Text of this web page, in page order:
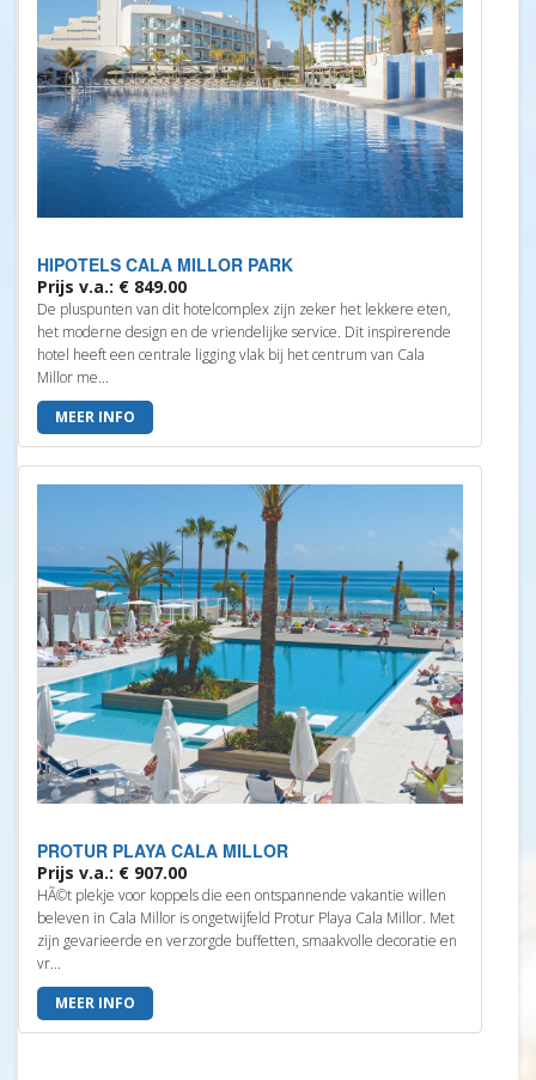
HIPOTELS CALA MILLOR PARK
Prijs v.a.: € 849.00
De pluspunten van dit hotelcomplex zijn zeker het lekkere eten,
het moderne design en de vriendelijke service. Dit inspirerende
hotel heeft een centrale ligging vlak bij het centrum van Cala
Millor me...
MEER INFO
PROTUR PLAYA CALA MILLOR
Prijs v.a.: € 907.00
HÃ©t plekje voor koppels die een ontspannende vakantie willen
beleven in Cala Millor is ongetwijfeld Protur Playa Cala Millor. Met
zijn gevarieerde en verzorgde buffetten, smaakvolle decoratie en
vr...
MEER INFO